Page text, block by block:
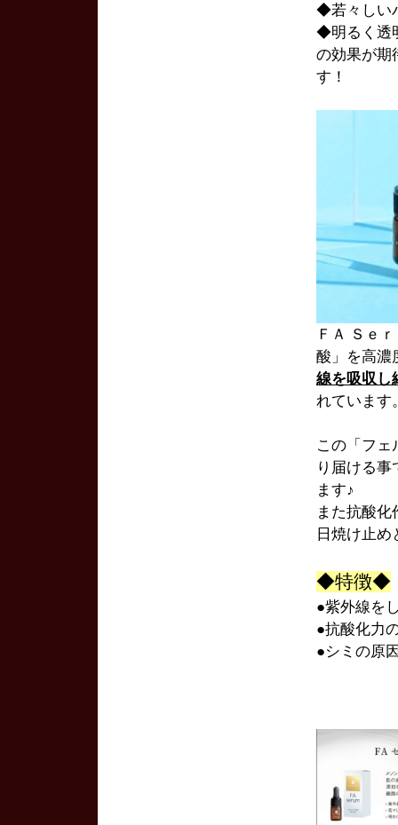
◆若々しい
◆明るく透
の効果が期
す！
ＦＡ Ｓｅ
酸」を高濃
線を吸収し
れています
この「フェ
り届ける
ます♪
また抗酸
日焼け止
◆特徴◆
●紫外線を
●抗酸化力
●シミの原